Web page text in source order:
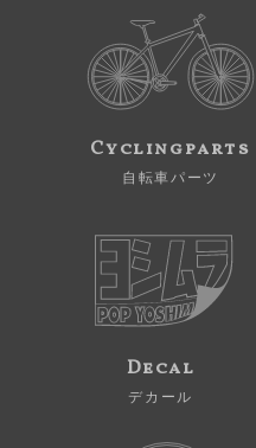
Cyclingparts
自転車パーツ
Decal
デカール